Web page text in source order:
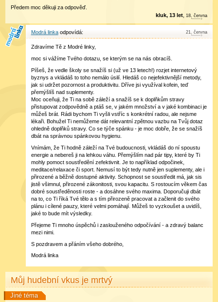
Předem moc děkuji za odpověď.
kluk, 13 let,18. června
Modrá linka 21. června
Zdravíme Tě z Modré linky,
moc si vážíme Tvého dotazu, se kterým se na nás obracíš.
Píšeš, že vedle školy se snažíš si (už ve 13 letech!) rozjet internetový
byznys a vkládáš to toho nemálo úsilí. Hledáš co nejefektivnější metody,
jak si udržet pozornost a produktivitu. Dříve jsi využíval kofein, teď
přemýšlíš nad suplementy.
Moc oceňuji, že Ti na sobě záleží a snažíš se k doplňkům stravy
přistupovat zodpovědně a ptáš se, v jakém množství a v jaké kombinaci je
můžeš brát. Rádi bychom Ti vyšli vstříc s konkrétní radou, ale nejsme
lékaři. Bohužel Ti nemůžeme dát relevantní zpětnou vazbu na Tvůj dotaz
ohledně doplňků stravy. Co se týče spánku - je moc dobře, že se snažíš
dbát na správnou spánkovou hygienu.
Vnímám, že Ti hodně záleží na Tvé budoucnosti, vkládáš do ní spoustu
energie a nebereš ji na lehkou váhu. Přemýšlím nad pár tipy, které by Ti
mohly pomoct soustředění zefektivnit. Je to například odpočinek,
meditace/relaxace či sport. Nemusí to být tedy nutně jen suplementy, ale i
přirozené a běžně dostupné aktivity. Schopnost se soustředit má, jak sis
jistě všimnul, přirozené zákonitosti, svou kapacitu. S rostoucím věkem čas
dobré soustředěnosti roste - a dosáhne svého maxima. Doporučuji dbát
na to, co Ti říká Tvé tělo a s tím přirozeně pracovat a začlenit do svého
plánu i cílené pauzy, které velmi pomáhají. Můžeš to vyzkoušet a uvidíš,
jaké to bude mít výsledky.
Přejeme Ti mnoho úspěchů i zaslouženého odpočívání - a zdravý balanc
mezi nimi.
S pozdravem a přáním všeho dobrého,
Modrá linka
Můj hudební vkus je mrtvý
Jiné téma